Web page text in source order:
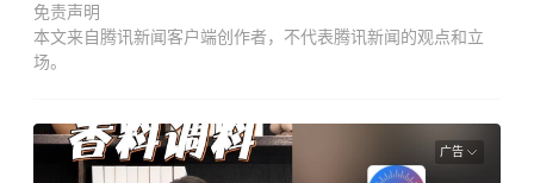
免责声明
本文来自腾讯新闻客户端创作者，不代表腾讯新闻的观点和立
场。
广告